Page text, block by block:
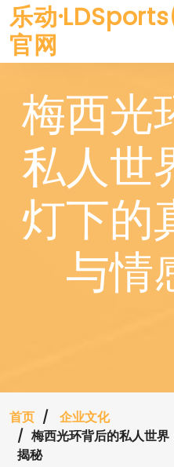
乐动
官网
梅西光
私人世
灯下的
与情
首页
企业文化
梅西光环背后的私人世
揭秘